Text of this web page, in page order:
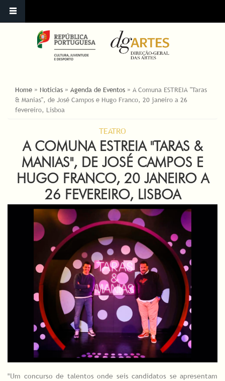
ESTÁ AQUI
Home » Noticias » Agenda de Eventos » A Comuna ESTREIA "Taras
& Manias", de José Campos e Hugo Franco, 20 janeiro a 26
fevereiro, Lisboa
TEATRO
A COMUNA ESTREIA "TARAS &
MANIAS", DE JOSÉ CAMPOS E
HUGO FRANCO, 20 JANEIRO A
26 FEVEREIRO, LISBOA
"Um concurso de talentos onde seis candidatos se apresentam